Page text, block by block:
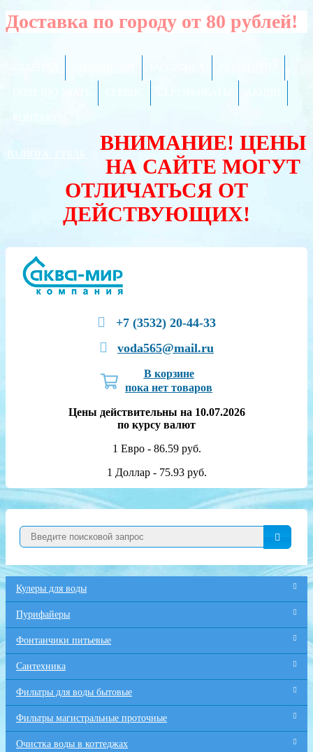
Доставка по городу от 80 рублей!
ВАЛЮТА:
ВНИМАНИЕ! ЦЕНЫ
НА САЙТЕ МОГУТ
ОТЛИЧАТЬСЯ ОТ
ДЕЙСТВУЮЩИХ!
+7 (3532) 20-44-33
voda565@mail.ru
В корзине
пока нет товаров
Цены действительны на 10.07.2026
по курсу валют
1 Евро - 86.59 руб.
1 Доллар - 75.93 руб.
Кулеры для воды
Пурифайеры
Фонтанчики питьевые
Сантехника
Фильтры для воды бытовые
Фильтры магистральные проточные
Очистка воды в коттеджах